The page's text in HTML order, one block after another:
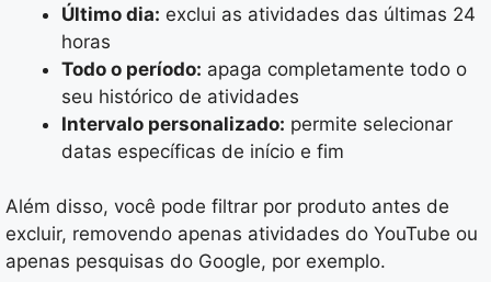
Último dia: exclui as atividades das últimas 24
horas
Todo o período: apaga completamente todo o
seu histórico de atividades
Intervalo personalizado: permite selecionar
datas específicas de início e fim
Além disso, você pode filtrar por produto antes de
excluir, removendo apenas atividades do YouTube ou
apenas pesquisas do Google, por exemplo.